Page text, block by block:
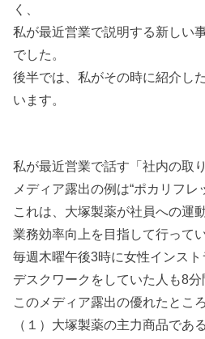
く、
私が最近営業で説明する新しい
でした。
後半では、私がその時に紹介し
います。
私が最近営業で話す「社内の取
メディア露出の例は“ポカリフレ
これは、大塚製薬が社員への運
業務効率向上を目指して行って
毎週木曜午後3時に女性インスト
デスクワークをしていた人も8分
このメディア露出の優れたところ
（１）大塚製薬の主力商品であ